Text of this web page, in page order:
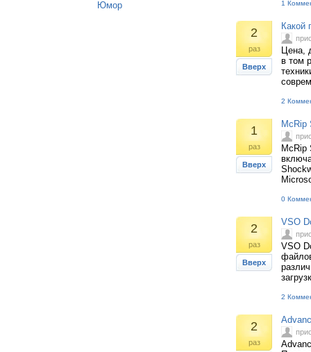
Юмор
1
2
раз
Вверх
Какой
Цена,
в том
2
1
раз
Вверх
McRip
McRip
0
2
раз
Вверх
VSO
VSO
2
2
раз